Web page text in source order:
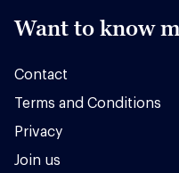
Want to know
Contact
Terms and Conditions
Privacy
Join us